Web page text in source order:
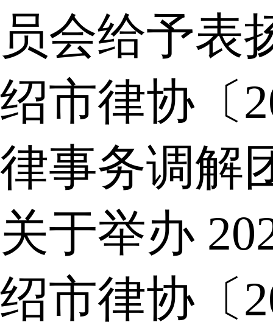
员会给予表
绍市律协〔
律事务调解
关于举办
绍市律协〔